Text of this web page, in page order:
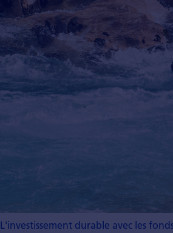
L'investissement durable avec les